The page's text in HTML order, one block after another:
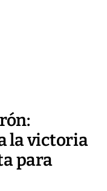
la victoria
para